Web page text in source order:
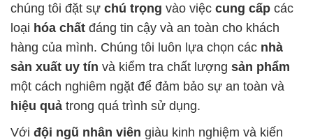
chúng tôi đặt sự chú trọng vào việc cung cấp các
loại hóa chất đáng tin cậy và an toàn cho khách
hàng của mình. Chúng tôi luôn lựa chọn các nhà
sản xuất uy tín và kiểm tra chất lượng sản phẩm
một cách nghiêm ngặt để đảm bảo sự an toàn và
hiệu quả trong quá trình sử dụng.
Với đội ngũ nhân viên giàu kinh nghiệm và kiến